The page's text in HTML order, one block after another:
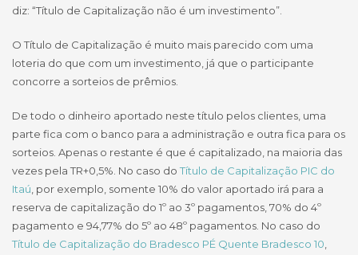
diz: “Título de Capitalização não é um investimento”.
O Título de Capitalização é muito mais parecido com uma
loteria do que com um investimento, já que o participante
concorre a sorteios de prêmios.
De todo o dinheiro aportado neste título pelos clientes, uma
parte fica com o banco para a administração e outra fica para os
sorteios. Apenas o restante é que é capitalizado, na maioria das
vezes pela TR+0,5%. No caso do Título de Capitalização PIC do
Itaú, por exemplo, somente 10% do valor aportado irá para a
reserva de capitalização do 1º ao 3º pagamentos, 70% do 4º
pagamento e 94,77% do 5º ao 48º pagamentos. No caso do
Título de Capitalização do Bradesco PÉ Quente Bradesco 10,